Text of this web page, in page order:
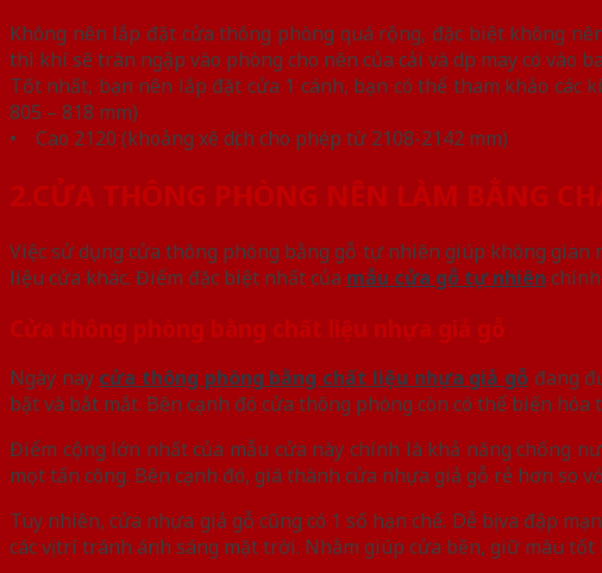
Không nên lắp đặt cửa thông phòng quá rộng, đặc biệt không
thì khí sẽ tràn ngập vào phòng cho nên của cải và dịp may có
Tốt nhất, bạn nên lắp đặt cửa 1 cánh, bạn có thể tham khảo các
805 – 818 mm)
• Cao 2120 (khoảng xê dịch cho phép từ 2108-2142 mm)
2.CỬA THÔNG PHÒNG NÊN LÀM BẰNG
Việc sử dụng cửa thông phòng bằng gỗ tự nhiên giúp không
liệu cửa khác. Điểm đặc biệt nhất của mẫu cửa gỗ tự nhiên
Cửa thông phòng bằng chất liệu nhựa giả gỗ
Ngày nay cửa thông phòng bằng chất liệu nhựa giả gỗđang
bật và bắt mắt. Bên cạnh đó cửa thông phòng còn có thể biến
Điểm cộng lớn nhất của mẫu cửa này chính là khả năng chống
mọt tấn công. Bên cạnh đó, giá thành cửa nhựa giả gỗ rẻ hơn
Tuy nhiên, cửa nhựa giả gỗ cũng có 1 số hạn chế. Dễ bị va đập
các vị trí tránh ánh sáng mặt trời. Nhằm giúp cửa bền, giữ màu tốt